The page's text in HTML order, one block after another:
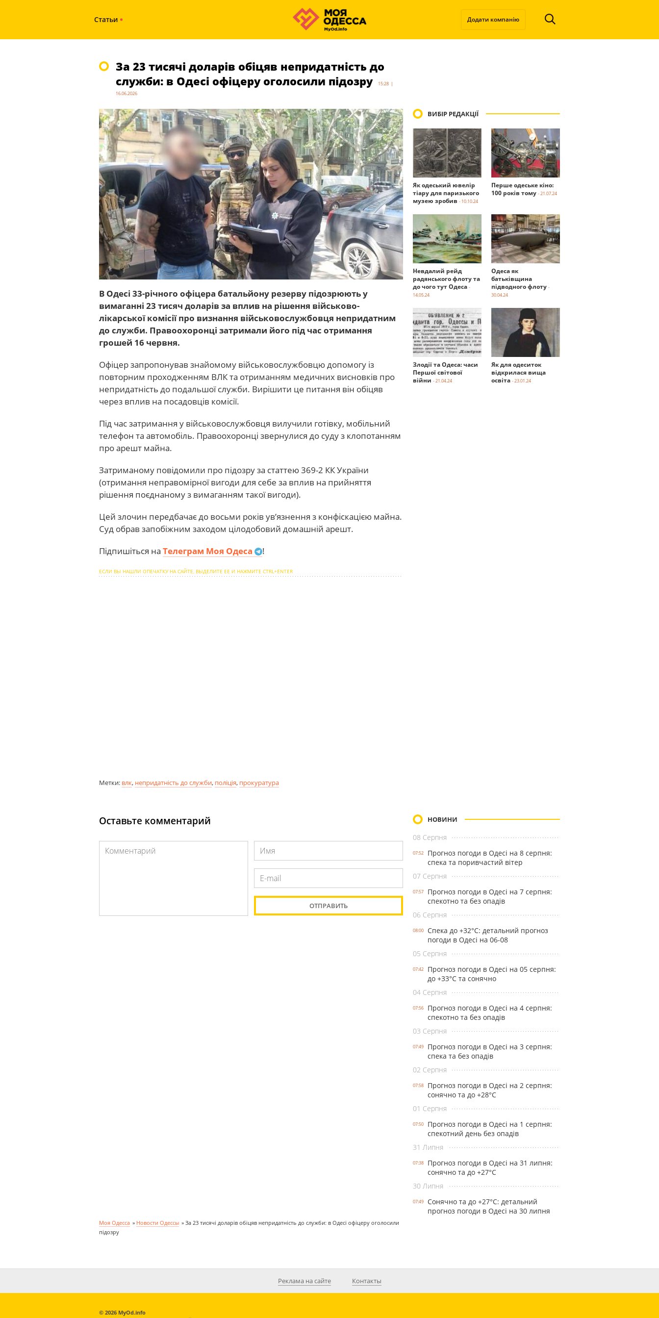
Статьи Додати компанію
За 23 тисячі доларів обіцяв непридатність до
служби: в Одесі офіцеру оголосили підозру
15:28 |
16.06.2026
В Одесі 33-річного офіцера батальйону резерву підозрюють у
вимаганні 23 тисяч доларів за вплив на рішення військово-
лікарської комісії про визнання військовослужбовця непридатним
до служби. Правоохоронці затримали його під час отримання
грошей 16 червня.
Офіцер запропонував знайомому військовослужбовцю допомогу із
повторним проходженням ВЛК та отриманням медичних висновків про
непридатність до подальшої служби. Вирішити це питання він обіцяв
через вплив на посадовців комісії.
Під час затримання у військовослужбовця вилучили готівку, мобільний
телефон та автомобіль. Правоохоронці звернулися до суду з клопотанням
про арешт майна.
Затриманому повідомили про підозру за статтею 369-2 КК України
(отримання неправомірної вигоди для себе за вплив на прийняття
рішення поєднаному з вимаганням такої вигоди).
Цей злочин передбачає до восьми років ув’язнення з конфіскацією майна.
Суд обрав запобіжним заходом цілодобовий домашній арешт.
Підпишіться на Телеграм Моя Одеса !
ЕСЛИ ВЫ НАШЛИ ОПЕЧАТКУ НА САЙТЕ, ВЫДЕЛИТЕ ЕЕ И НАЖМИТЕ CTRL+ENTER
Метки: влк, непридатність до служби, поліція, прокуратура
ВИБІР РЕДАКЦІЇ
Як одеський ювелір
тіару для паризького
музею зробив - 10.10.24
Перше одеське кіно:
100 років тому - 21.07.24
Невдалий рейд
радянського флоту та
до чого тут Одеса -
14.05.24
Одеса як
батьківщина
підводного флоту -
30.04.24
Злодії та Одеса: часи
Першої світової
війни - 21.04.24
Як для одеситок
відкрилася вища
освіта - 23.01.24
Оставьте комментарий НОВИНИ
08 Серпня
07:52
Прогноз погоди в Одесі на 8 серпня:
спека та поривчастий вітер
07 Серпня
07:57
Прогноз погоди в Одесі на 7 серпня:
спекотно та без опадів
06 Серпня
08:00
Спека до +32°С: детальний прогноз
погоди в Одесі на 06-08
05 Серпня
07:42
Прогноз погоди в Одесі на 05 серпня:
до +33°С та сонячно
04 Серпня
07:56
Прогноз погоди в Одесі на 4 серпня:
спекотно та без опадів
03 Серпня
07:49
Прогноз погоди в Одесі на 3 серпня:
спека та без опадів
02 Серпня
07:58
Прогноз погоди в Одесі на 2 серпня:
сонячно та до +28°С
01 Серпня
07:50
Прогноз погоди в Одесі на 1 серпня:
спекотний день без опадів
31 Липня
07:38
Прогноз погоди в Одесі на 31 липня:
сонячно та до +27°С
30 Липня
07:49
Сонячно та до +27°С: детальний
прогноз погоди в Одесі на 30 липня
Моя Одесса » Новости Одессы » За 23 тисячі доларів обіцяв непридатність до служби: в Одесі офіцеру оголосили
підозру
Реклама на сайте Контакты
© 2026 MyOd.info